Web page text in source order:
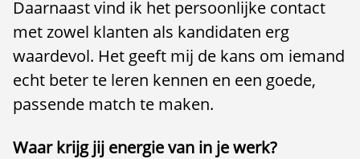
Daarnaast vind ik het persoonlijke contact
met zowel klanten als kandidaten erg
waardevol. Het geeft mij de kans om iemand
echt beter te leren kennen en een goede,
passende match te maken.
Waar krijg jij energie van in je werk?